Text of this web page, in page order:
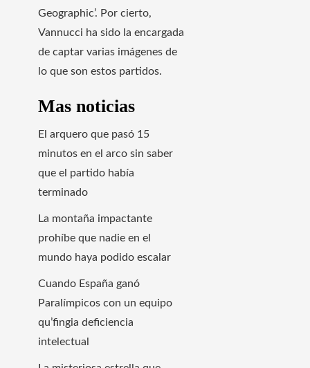
Geographic’. Por cierto,
Vannucci ha sido la encargada
de captar varias imágenes de
lo que son estos partidos.
Mas noticias
El arquero que pasó 15
minutos en el arco sin saber
que el partido había
terminado
La montaña impactante
prohíbe que nadie en el
mundo haya podido escalar
Cuando España ganó
Paralímpicos con un equipo
qu’fingia deficiencia
intelectual